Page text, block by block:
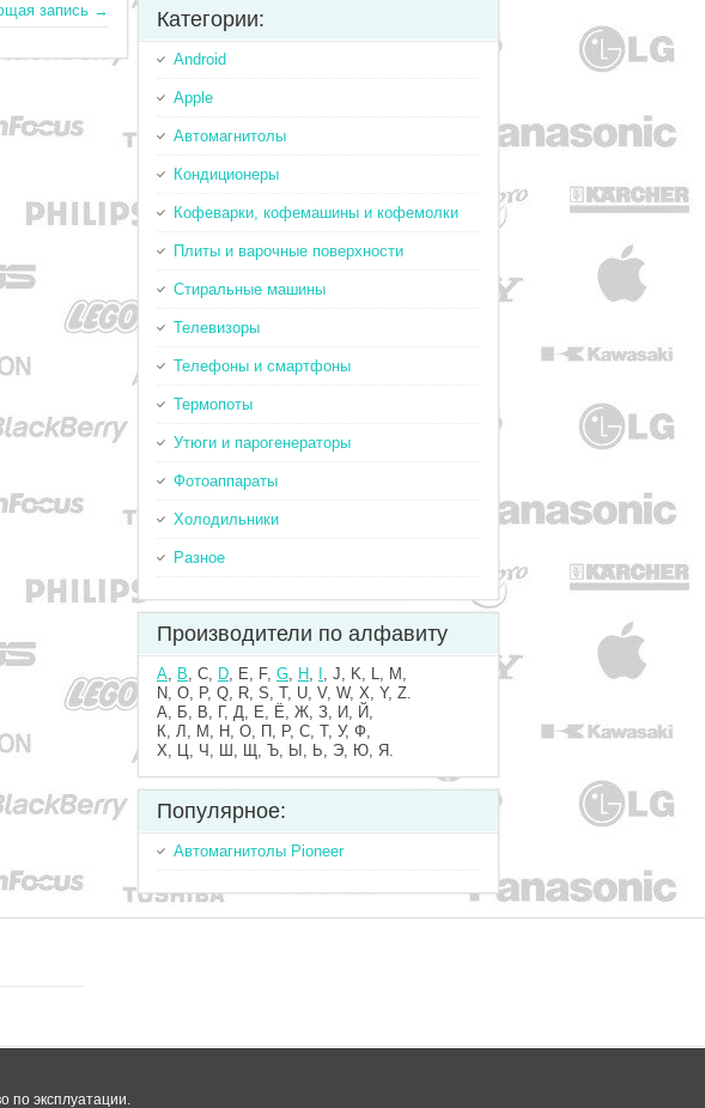
запись → Категории:
Android
Apple
Автомагнитолы
Кондиционеры
Кофеварки, кофемашины и кофемолки
Плиты и варочные поверхности
Стиральные машины
Телевизоры
Телефоны и смартфоны
Термопоты
Утюги и парогенераторы
Фотоаппараты
Холодильники
Разное
Производители по алфавиту
A, B, C, D, E, F, G, H,
, J, K, L, M,
N, O, P, Q, R, S, T, U, V, W, X, Y, Z.
А, Б, В, Г, Д, Е, Ё, Ж, З, И, Й,
К, Л, М, Н, О, П, Р, С, Т, У, Ф,
Х, Ц, Ч, Ш, Щ, Ъ, Ы, Ь, Э, Ю, Я.
Популярное:
Автомагнитолы Pioneer
по эксплуатации.